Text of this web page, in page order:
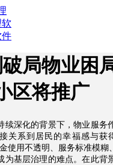
局物业困
区将推广
续深化的背景下，物业服务
关系到居民的幸福感与获
使用不透明、服务标准模糊
为基层治理的难点。在此背